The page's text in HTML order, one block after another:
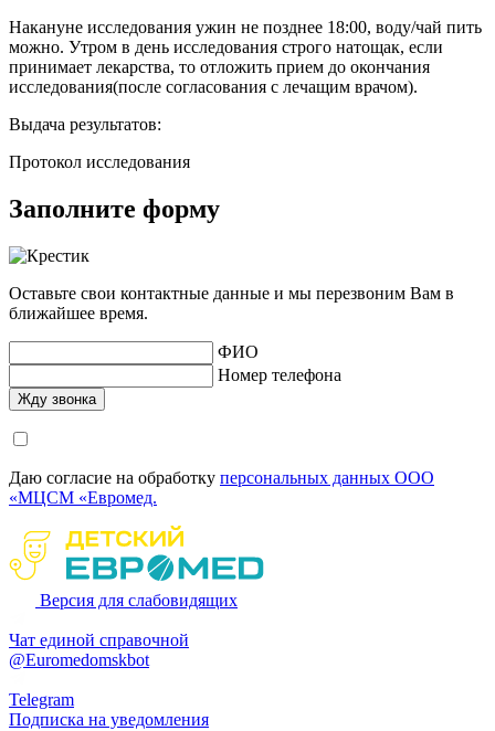
Накануне исследования ужин не позднее 18:00, воду/чай пить
можно. Утром в день исследования строго натощак, если
принимает лекарства, то отложить прием до окончания
исследования(после согласования с лечащим врачом).
Выдача результатов:
Протокол исследования
Заполните форму
Оставьте свои контактные данные и мы перезвоним Вам в
ближайшее время.
ФИО
Номер телефона
Даю согласие на обработку персональных данных ООО
«МЦСМ «Евромед.
Версия для слабовидящих
Чат единой справочной
@Euromedomskbot
Telegram
Подписка на уведомления